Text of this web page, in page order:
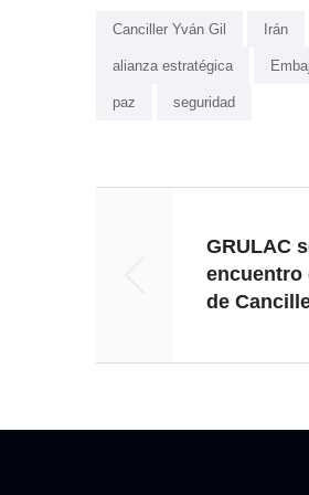
Canciller Yván Gil Irán
alianza estratégica
paz seguridad
GRULAC
encuentro
de